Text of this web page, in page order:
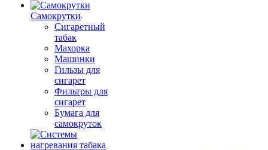
Самокрутки
Сигаретный
табак
Махорка
Машинки
Гильзы для
сигарет
Фильтры для
сигарет
Бумага для
самокруток